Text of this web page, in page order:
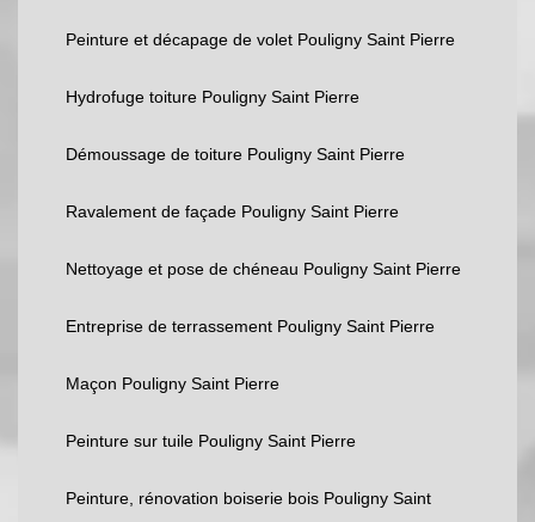
Peinture et décapage de volet Pouligny Saint Pierre
Hydrofuge toiture Pouligny Saint Pierre
Démoussage de toiture Pouligny Saint Pierre
Ravalement de façade Pouligny Saint Pierre
Nettoyage et pose de chéneau Pouligny Saint Pierre
Entreprise de terrassement Pouligny Saint Pierre
Maçon Pouligny Saint Pierre
Peinture sur tuile Pouligny Saint Pierre
Peinture, rénovation boiserie bois Pouligny Saint